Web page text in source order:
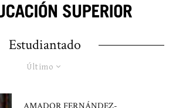
Estudiantado
Último